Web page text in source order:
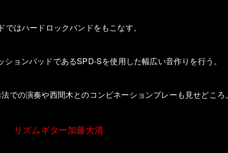
ではハードロックバンドをもこなす。
ションパッドであるSPD-Sを使用した幅広い音作りを行う。
での演奏や西間木とのコンビネーションプレーも見せどころ。
リズムギター加藤大清